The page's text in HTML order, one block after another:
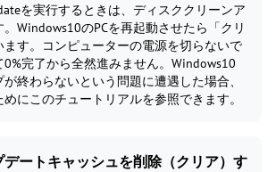
を実行するときは、ディスククリーンア
Windows10のPCを再起動させたら「クリ
ます。コンピューターの電源を切らないで
0%完了から全然進みません。Windows10
終わらないという問題に遭遇した場合、
にこのチュートリアルを参照できます。
ートキャッシュを削除（クリア）す